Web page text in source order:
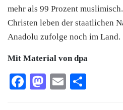
mehr als 99 Prozent
Christen leben der staatlichen
Anadolu zufolge noch im Land.
Mit Material von dpa
Facebook
Mastodon
Email